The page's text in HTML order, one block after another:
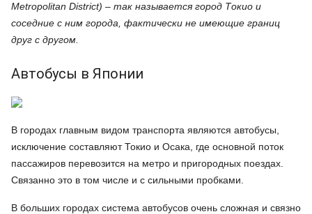
Metropolitan District) – так называется город Токио и
соседние с ним города, фактически не имеющие границ
друг с другом.
Автобусы в Японии
В городах главным видом транспорта являются автобусы,
исключение составляют Токио и Осака, где основной поток
пассажиров перевозится на метро и пригородных поездах.
Связанно это в том числе и с сильными пробками.
В больших городах система автобусов очень сложная и связно